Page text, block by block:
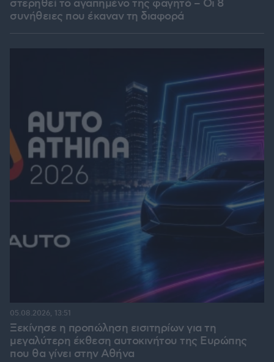
στερηθεί το αγαπημένο της φαγητό – Οι 8
συνήθειες που έκαναν τη διαφορά
Ξεκίνησε η προπώληση εισιτηρίων για τη
μεγαλύτερη έκθεση αυτοκινήτου της Ευρώπης
που θα γίνει στην Αθήνα
05.08.2026, 13:51